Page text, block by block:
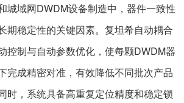
域网DWDM设备制造中，器件一致性
期稳定性的关键因素。复坦希自动耦合
控制与自动参数优化，使每颗DWDM器
完成精密对准，有效降低不同批次产品
时，系统具备高重复定位精度和稳定锁